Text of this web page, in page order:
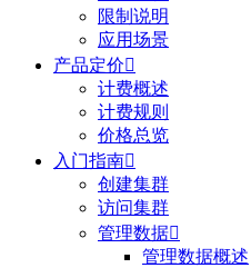
限制说明
应用场景
产品定价
计费概述
计费规则
价格总览
入门指南
创建集群
访问集群
管理数据
管理数据概述